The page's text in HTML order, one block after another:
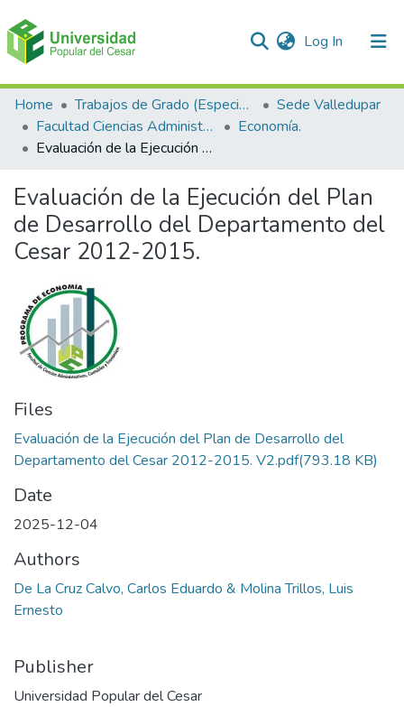
Log In (current)
Communities & Collections
All of DSpace
Home Trabajos de Grado (Especializaciones y Pregrados)
Sede Valledupar
Facultad Ciencias Administrativas Contables y Económicas – Face
Economía.
Evaluación de la Ejecución del Plan de Desarrollo del Departamento del Cesar 2012-2015.
Evaluación de la Ejecución del Plan
de Desarrollo del Departamento del
Cesar 2012-2015.
Files
Evaluación de la Ejecución del Plan de Desarrollo del
Departamento del Cesar 2012-2015. V2.pdf(793.18 KB)
Date
2025-12-04
Authors
De La Cruz Calvo, Carlos Eduardo & Molina Trillos, Luis
Ernesto
Publisher
Universidad Popular del Cesar